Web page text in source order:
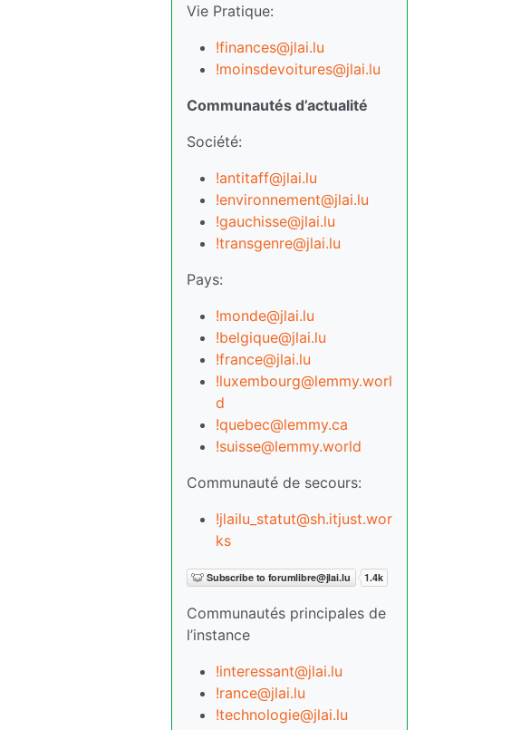
Vie Pratique:
!finances@jlai.lu
!moinsdevoitures@jlai.lu
Communautés d’actualité
Société:
!antitaff@jlai.lu
!environnement@jlai.lu
!gauchisse@jlai.lu
!transgenre@jlai.lu
Pays:
!monde@jlai.lu
!belgique@jlai.lu
!france@jlai.lu
!luxembourg@lemmy.worl
d
!quebec@lemmy.ca
!suisse@lemmy.world
Communauté de secours:
!jlailu_statut@sh.itjust.wor
ks
Communautés principales de
l’instance
!interessant@jlai.lu
!rance@jlai.lu
!technologie@jlai.lu